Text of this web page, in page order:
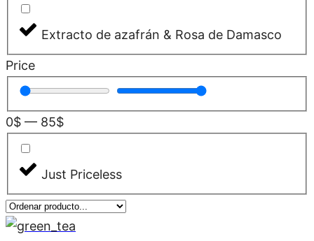
Extracto de azafrán & Rosa de Damasco
Price
0$ — 85$
Just Priceless